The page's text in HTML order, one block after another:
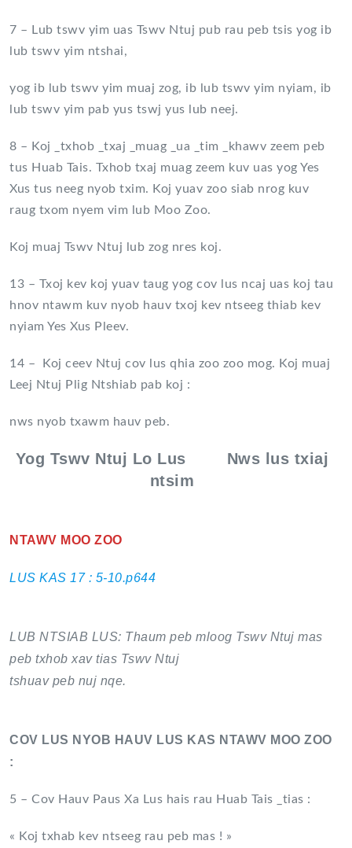
7 – Lub tswv yim uas Tswv Ntuj pub rau peb tsis yog ib
lub tswv yim ntshai,
yog ib lub tswv yim muaj zog, ib lub tswv yim nyiam, ib
lub tswv yim pab yus tswj yus lub neej.
8 – Koj _txhob _txaj _muag _ua _tim _khawv zeem peb
tus Huab Tais. Txhob txaj muag zeem kuv uas yog Yes
Xus tus neeg nyob txim. Koj yuav zoo siab nrog kuv
raug txom nyem vim lub Moo Zoo.
Koj muaj Tswv Ntuj lub zog nres koj.
13 – Txoj kev koj yuav taug yog cov lus ncaj uas koj tau
hnov ntawm kuv nyob hauv txoj kev ntseeg thiab kev
nyiam Yes Xus Pleev.
14 – Koj ceev Ntuj cov lus qhia zoo zoo mog. Koj muaj
Leej Ntuj Plig Ntshiab pab koj :
nws nyob txawm hauv peb.
Yog Tswv Ntuj Lo Lus Nws lus txiaj
ntsim
NTAWV MOO ZOO
LUS KAS 17 : 5-10.p644
LUB NTSIAB LUS: Thaum peb mloog Tswv Ntuj mas
peb txhob xav tias Tswv Ntuj
tshuav peb nuj nqe.
COV LUS NYOB HAUV LUS KAS NTAWV MOO ZOO
:
5 – Cov Hauv Paus Xa Lus hais rau Huab Tais _tias :
« Koj txhab kev ntseeg rau peb mas ! »